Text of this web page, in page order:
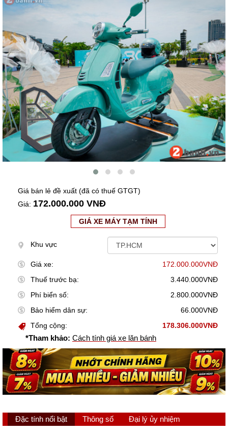
Giá bán lẻ đề xuất (đã có thuế GTGT)
Giá: 172.000.000 VNĐ
GIÁ XE MÁY TẠM TÍNH
Khu vực
Giá xe:
172.000.000VNĐ
Thuế trước bạ:
3.440.000VNĐ
Phí biển số:
2.800.000VNĐ
Bảo hiểm dân sự:
66.000VNĐ
Tổng cộng:
178.306.000VNĐ
*Tham khảo: Cách tính giá xe lăn bánh
Đặc tính nổi bật Thông số Đại lý ủy nhiệm